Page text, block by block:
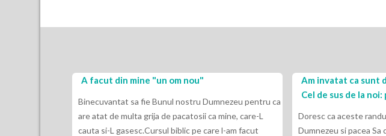
A facut din mine "un om nou"
Binecuvantat sa fie Bunul nostru Dumnezeu pentru ca
are atat de multa grija de pacatosii ca mine, care-L
cauta si-L gasesc.Cursul biblic pe care l-am facut
Am invatat ca sunt
Cel de sus de la
Doresc ca aceste
Dumnezeu si pacea Sa